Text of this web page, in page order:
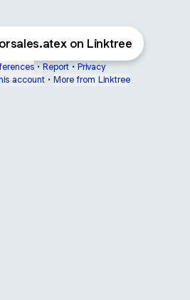
on Linktree
• Report • Privacy
account • More from Linktree